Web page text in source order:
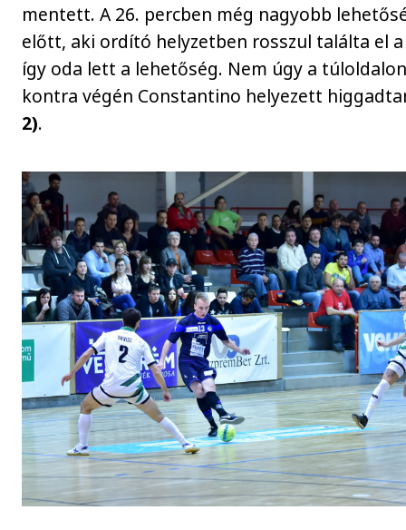
mentett. A 26. percben még nagyobb
előtt, aki ordító helyzetben rosszul találta el
így oda lett a lehetőség. Nem úgy a
kontra végén Constantino helyezett
2).